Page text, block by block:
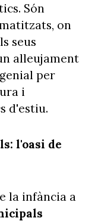
Són
on
seus
alleujament
per
i
d'estiu.
l'oasi de
la infància a